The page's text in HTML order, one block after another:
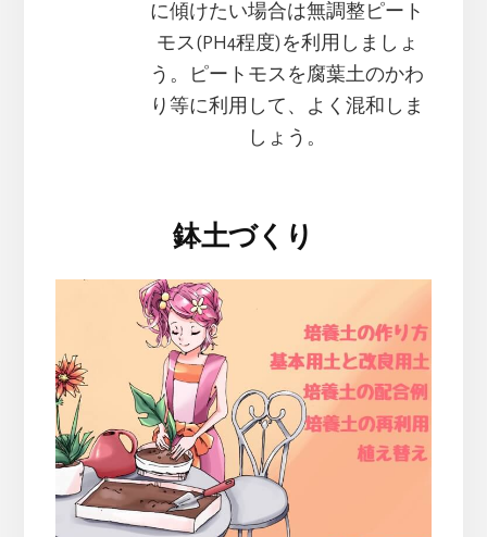
に傾けたい場合は無調整ピート
モス(PH4程度)を利用しましょ
う。ピートモスを腐葉土のかわ
り等に利用して、よく混和しま
しょう。
鉢土づくり